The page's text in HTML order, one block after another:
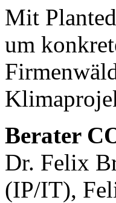
Mit
um
Berater
Dr. Felix
(IP/IT),